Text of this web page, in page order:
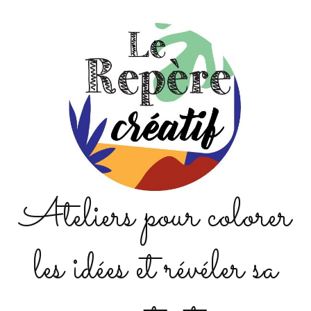
Ateliers pour colorer
les idées et révéler sa